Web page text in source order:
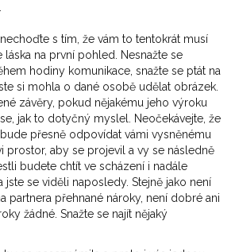
s tím, že vám to tentokrát musí
na první pohled. Nesnažte se
hodiny komunikace, snažte se ptát na
si mohla o dané osobě udělat obrázek.
závěry, pokud nějakému jeho výroku
jak to dotyčný myslel. Neočekávejte, že
přesně odpovídat vámi vysněnému
prostor, aby se projevil a vy se následně
budete chtít ve scházení i nadále
jste se viděli naposledy. Stejně jako není
partnera přehnané nároky, není dobré ani
žádné. Snažte se najít nějaký